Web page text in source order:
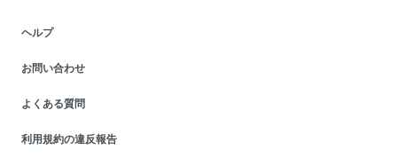
ヘルプ
お問い合わせ
よくある質問
利用規約の違反報告